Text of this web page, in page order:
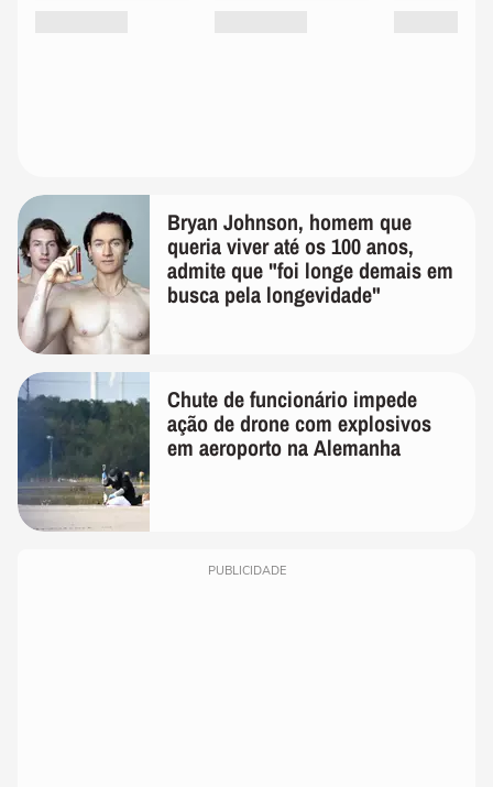
Bryan Johnson, homem que
queria viver até os 100 anos,
admite que "foi longe demais em
busca pela longevidade"
Chute de funcionário impede
ação de drone com explosivos
em aeroporto na Alemanha
PUBLICIDADE